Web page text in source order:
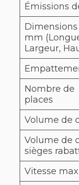
Émissions
Dimensions
mm
Largeur,
Nombre de
places
Volume de
Volume de
sièges
Vitesse